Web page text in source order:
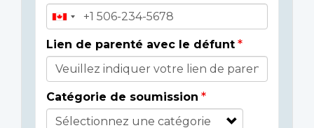
Lien de parenté avec le défunt
Catégorie de soumission